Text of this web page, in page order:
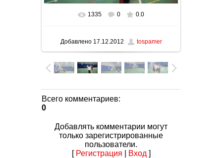
В реальном размере 1024x576
1335 0 0.0
Добавлено17.12.2012 tospamer
Всего комментариев:
0
Добавлять комментарии могут
только зарегистрированные
пользователи.
[ Регистрация Вход ]